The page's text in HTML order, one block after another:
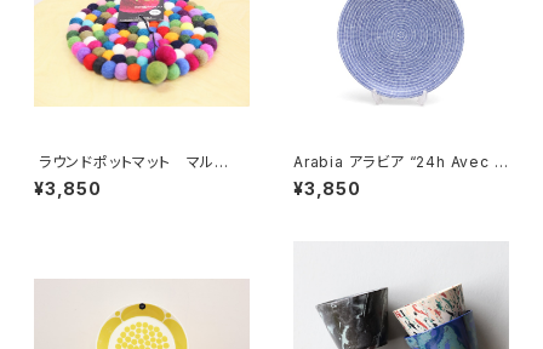
ラウンドポットマット マル
チ / Dekorando デコランド
¥3,850
Arabia アラビア “24h Avec ア
ベック” プレート 20cm
¥3,850